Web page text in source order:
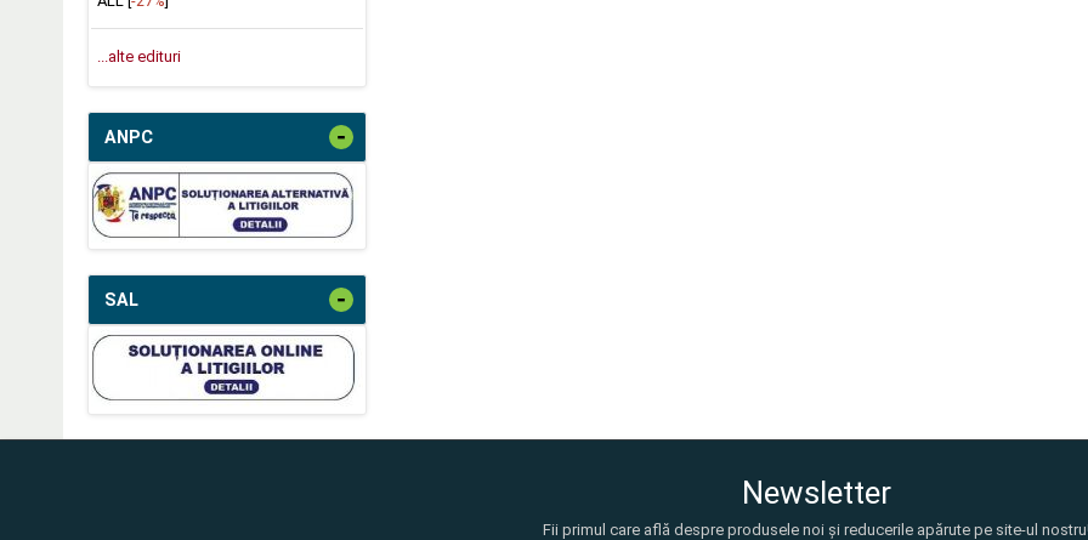
...alte edituri
ANPC -
SAL -
Newsletter
Fii primul care află despre produsele noi și reducerile apărute pe site-ul